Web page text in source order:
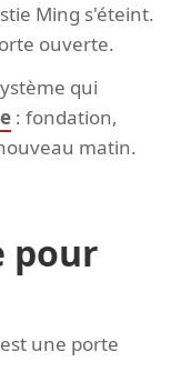
Ming s'éteint.
ouverte.
qui
: fondation,
matin.
pour
une porte